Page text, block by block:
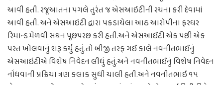
આવી હતી. રજૂઆતના પગલે તુરંત જ એસઆઇટીની રચના કરી દેવામાં
આવી હતી. અને એસઆઇટી દ્વારા પકડાયેલા આઠ આરોપીના ફરધર
રિમાન્ડ મેળવી સઘન પૂછપરછ કરી હતી.અને એસઆઈટી એક પછી એક
પરત ખોલવાનું શરૂ કર્યું હતું.તો બીજી તરફ ગઈ કાલે નવનીતભાઈનું
એસઆઇટીએ વિશેષ નિવેદન લીધું હતું.અને નવનીતભાઈનું વિશેષ નિવેદન
નોંધવાની પ્રક્રિયા ત્રણ કલાક સુધી ચાલી હતી.અને નવનીતભાઈ ૧૫